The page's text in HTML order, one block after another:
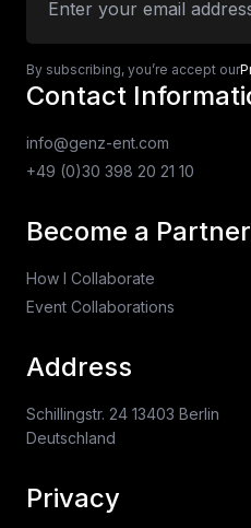
By subscribing, you’re accept our
Contact
info@genz-ent.com
+49 (0)30 398 20 21 10
Become a Partner
How I Collaborate
Event Collaborations
Address
Schillingstr. 24 13403 Berlin
Deutschland
Privacy